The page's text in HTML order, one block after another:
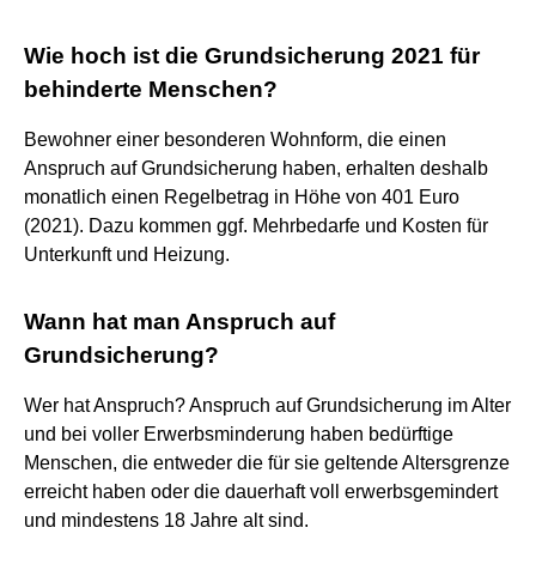
Wie hoch ist die Grundsicherung 2021 für
behinderte Menschen?
Bewohner einer besonderen Wohnform, die einen
Anspruch auf Grundsicherung haben, erhalten deshalb
monatlich einen Regelbetrag in Höhe von 401 Euro
(2021). Dazu kommen ggf. Mehrbedarfe und Kosten für
Unterkunft und Heizung.
Wann hat man Anspruch auf
Grundsicherung?
Wer hat Anspruch? Anspruch auf Grundsicherung im Alter
und bei voller Erwerbsminderung haben bedürftige
Menschen, die entweder die für sie geltende Altersgrenze
erreicht haben oder die dauerhaft voll erwerbsgemindert
und mindestens 18 Jahre alt sind.